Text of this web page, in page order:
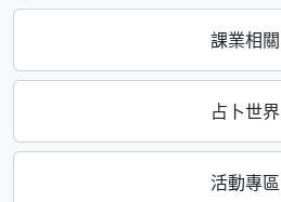
課業相關
占卜世界
活動專區